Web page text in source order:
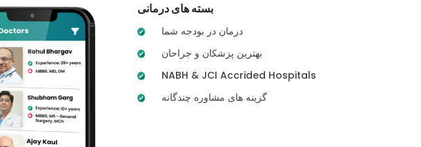
بسته های درمانی
درمان در بودجه شما
بهترین پزشکان و جراحان
NABH & JCI Accrided Hospitals
گزینه های مشاوره چندگانه